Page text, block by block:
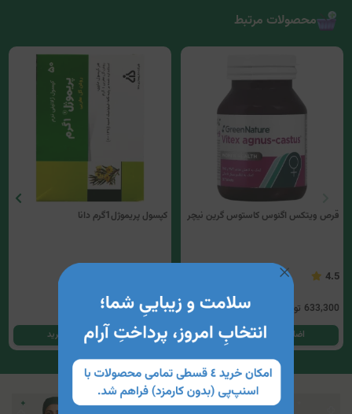
محصولات مرتبط
قرص ویتکس اگنوس کاستوس گرین نیچر
4.5
633,300 تومان
اضافه کردن به سبد خرید
کپسول پریموژل1گرم دانا
430,600 تومان
اضافه کردن به سبد خرید